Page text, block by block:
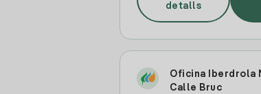
detalls
Oficina Iberdrola
Calle Bruc